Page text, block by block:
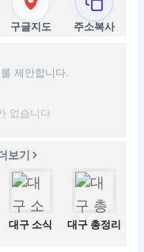
구글지도 주소복사
제안합니다.
없습니다
보기
대구 소식 대구 총정리